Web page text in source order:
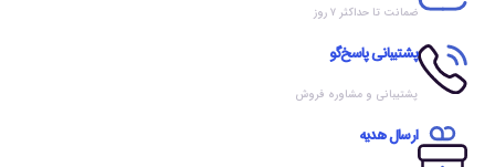
ضمانت تا حداکثر ۷ روز
پشتیبانی پاسخ‌گو
پشتیبانی و مشاوره فروش
ارسال هدیه